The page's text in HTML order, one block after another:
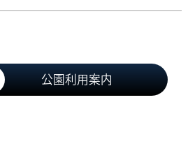
公園利用案内